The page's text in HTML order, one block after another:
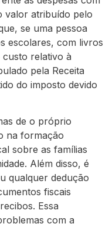
valor atribuído pelo
se uma pessoa
escolares, com livros
relativo à
pela Receita
do imposto devido
de o próprio
na formação
sobre as famílias
Além disso, é
qualquer dedução
fiscais
Essa
com a